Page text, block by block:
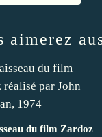
aimerez
du film Zardoz